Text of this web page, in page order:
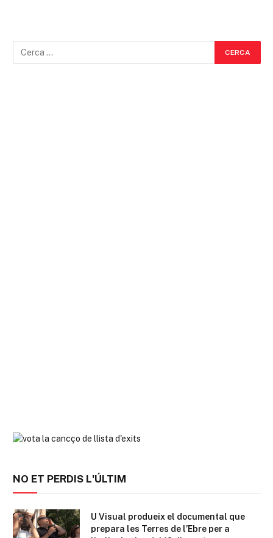
NO ET PERDIS L'ÚLTIM
U Visual produeix el documental que
prepara les Terres de l’Ebre per a